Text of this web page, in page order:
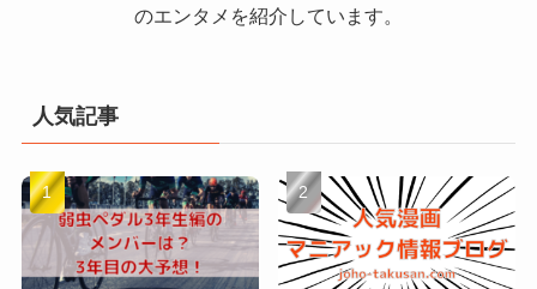
のエンタメを紹介しています。
人気記事